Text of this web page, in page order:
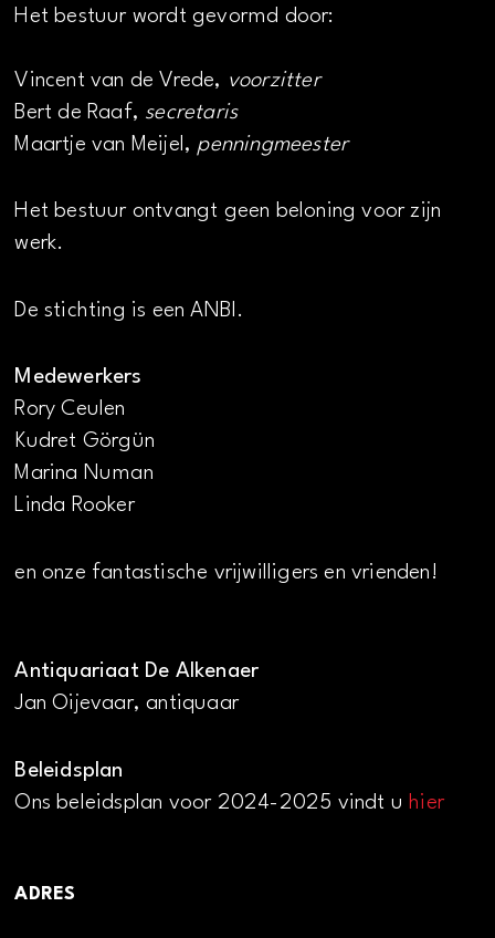
Het bestuur wordt gevormd door:
Vincent van de Vrede, voorzitter
Bert de Raaf, secretaris
Maartje van Meijel, penningmeester
Het bestuur ontvangt geen beloning voor zijn
werk.
De stichting is een ANBI.
Medewerkers
Rory Ceulen
Kudret Görgün
Marina Numan
Linda Rooker
en onze fantastische vrijwilligers en vrienden!
Antiquariaat De Alkenaer
Jan Oijevaar, antiquaar
Beleidsplan
Ons beleidsplan voor 2024-2025 vindt u hier
ADRES